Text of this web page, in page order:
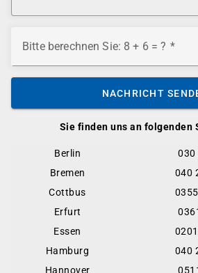
Sie finden uns an folgenden
Berlin
030
Bremen
040
Cottbus
Erfurt
Essen
Hamburg
040
Hannover
Bitte berechnen Sie: 8 + 6 = ?
NACHRICHT